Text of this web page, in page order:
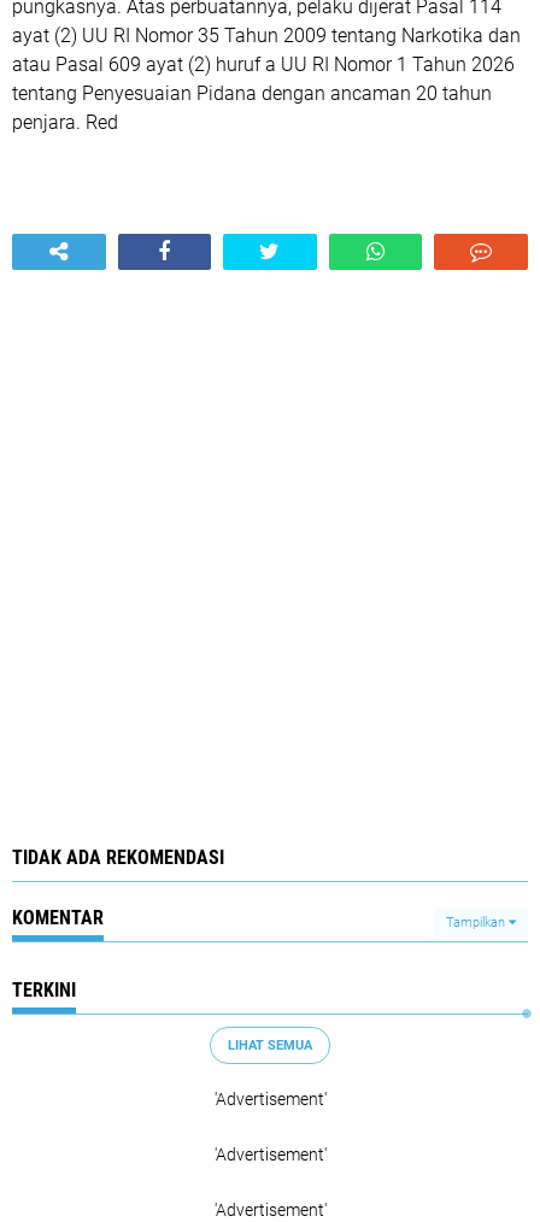
pungkasnya. Atas perbuatannya, pelaku dijerat Pasal 114
ayat (2) UU RI Nomor 35 Tahun 2009 tentang Narkotika dan
atau Pasal 609 ayat (2) huruf a UU RI Nomor 1 Tahun 2026
tentang Penyesuaian Pidana dengan ancaman 20 tahun
penjara. Red
TIDAK ADA REKOMENDASI
KOMENTAR Tampilkan
TERKINI
LIHAT SEMUA
'Advertisement'
'Advertisement'
'Advertisement'